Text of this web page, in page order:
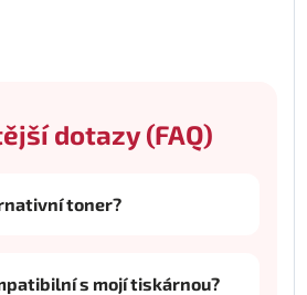
dotazy (FAQ)
toner?
s mojí tiskárnou?